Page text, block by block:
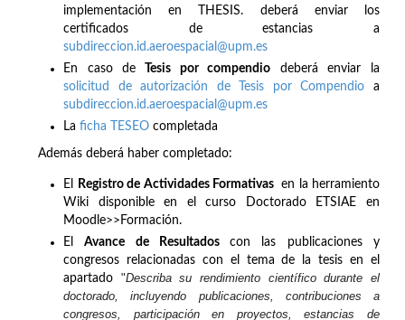
implementación en THESIS. deberá enviar los
certificados de estancias a
subdireccion.id.aeroespacial@upm.es
En caso de
Tesis por compendio deberá enviar la
solicitud de autorización de Tesis por Compendio a
subdireccion.id.aeroespacial@upm.es
La ficha TESEO completada
Además deberá haber completado:
El Registro de Actividades Formativas en la herramiento
Wiki disponible en el curso Doctorado ETSIAE en
Moodle>>Formación.
ElAvance de Resultadoscon las publicaciones y
congresos relacionadas con el tema de la tesis en el
apartado "Describa su rendimiento científico durante el
doctorado, incluyendo publicaciones, contribuciones a
congresos, participación en proyectos, estancias de